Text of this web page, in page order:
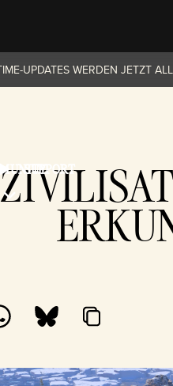
SUPPORT
UPDATES WERDEN JETZT